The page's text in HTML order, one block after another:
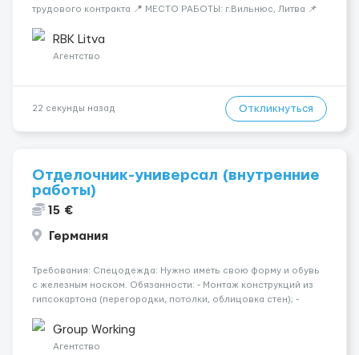
трудового контракта 📍 МЕСТО РАБОТЫ: г.Вильнюс, Литва 📌
- медкомиссия 30 евро (с ЗП) - работа в темпе - разговорный
русский...
RBK Litva
Агентство
22 секунды назад Откликнуться
Отделочник-универсал (внутренние
работы)
15 €
Германия
Требования: Спецодежда: Нужно иметь свою форму и обувь
с железным носком. Обязанности: - Монтаж конструкций из
гипсокартона (перегородки, потолки, облицовка стен); -
малярных работ (шпатлевка, грунтовка, покраска); -
Штукатурные работы ...
Group Working
Агентство